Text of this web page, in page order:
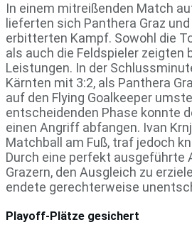
In einem mitreißenden Match
lieferten sich Panthera Graz
erbitterten Kampf. Sowohl die
als auch die Feldspieler zeigten
Leistungen. In der
Kärnten mit 3:2, als Panthera
auf den Flying Goalkeeper
entscheidenden Phase konnte
einen Angriff abfangen. Ivan
Matchball am Fuß, traf jedoch
Durch eine perfekt ausgeführte
Grazern, den Ausgleich zu
endete gerechterweise
Playoff-Plätze gesichert